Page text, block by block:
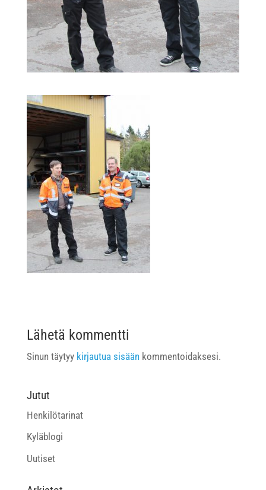
Lähetä kommentti
Sinun täytyy kirjautua sisäänkommentoidaksesi.
Jutut
Henkilötarinat
Kyläblogi
Uutiset